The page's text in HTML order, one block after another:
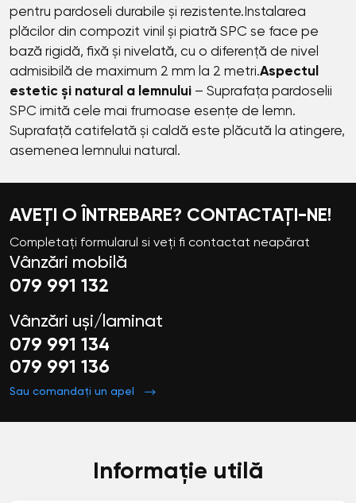
pentru pardoseli durabile și rezistente.Instalarea
plăcilor din compozit vinil și piatră SPC se face pe
bază rigidă, fixă și nivelată, cu o diferență de nivel
admisibilă de maximum 2 mm la 2 metri.Aspectul
estetic și natural a lemnului – Suprafața pardoselii
SPC imită cele mai frumoase esențe de lemn.
Suprafață catifelată și caldă este plăcută la atingere,
asemenea lemnului natural.
AVEȚI O ÎNTREBARE? CONTACTAȚI-NE!
Completați formularul si veți fi contactat neapărat
Vânzări mobilă
079 991 132
Vânzări uși/laminat
079 991 134
079 991 136
Sau comandați un apel
Informație utilă